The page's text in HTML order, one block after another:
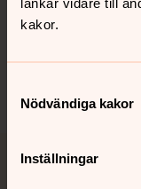
kakor.
Nödvändiga kakor
Inställningar
Sociala kanaler